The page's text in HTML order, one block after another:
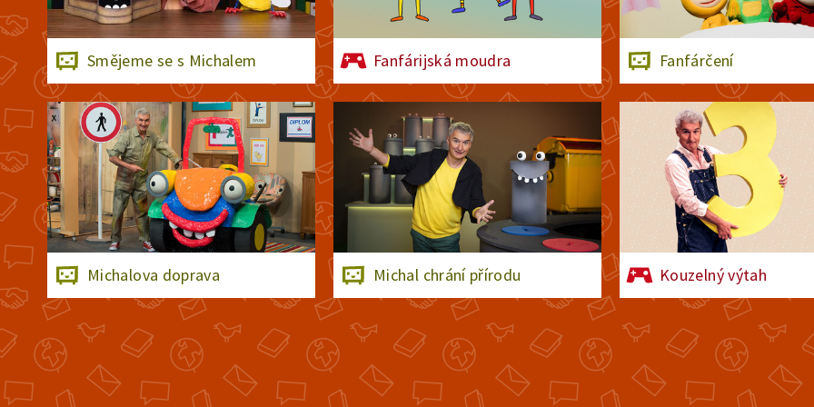
Smějeme se s Michalem Fanfárijská moudra Fanfárčení
Michalova doprava Michal chrání přírodu Kouzelný výtah